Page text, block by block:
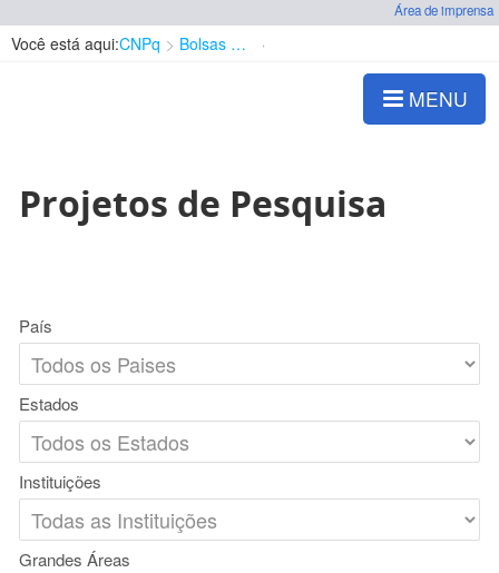
Área de imprensa
Você está aqui:CNPq Bolsas e Auxílios Vigentes
MENU
Projetos de Pesquisa
País
Estados
Instituições
Grandes Áreas